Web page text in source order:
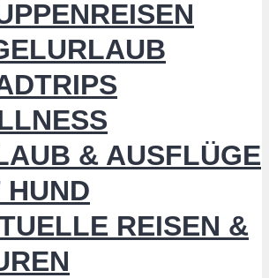
& AUSFLÜGE
HUND
REISEN &